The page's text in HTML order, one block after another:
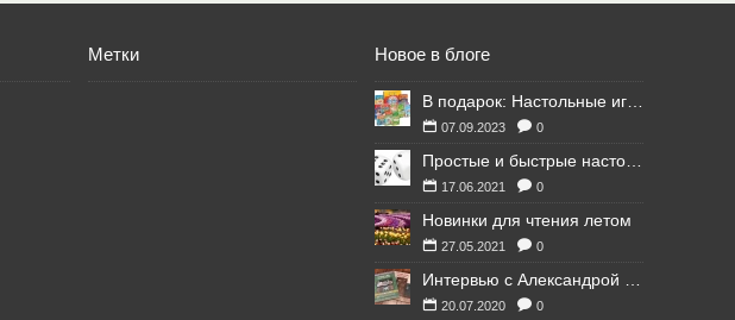
Метки Новое в блоге
07.09.2023 0
17.06.2021 0
Новинки для чтения летом
27.05.2021 0
20.07.2020 0